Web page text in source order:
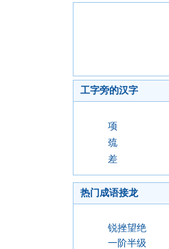
工字旁的汉字
项
巯
差
热门成语接龙
锐挫望绝
一阶半级